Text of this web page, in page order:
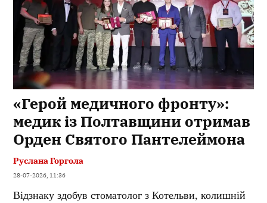
«Герой медичного фронту»:
медик із Полтавщини отримав
Орден Святого Пантелеймона
Руслана Горгола
28-07-2026, 11:36
Відзнаку здобув стоматолог з Котельви, колишній